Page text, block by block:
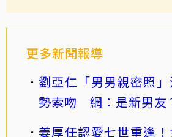
更多新聞報導
劉亞仁「男男親密照
勢索吻 網：是新男友
姜厚任認愛七世重逢